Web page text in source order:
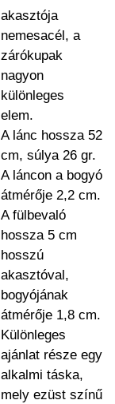
akasztója
nemesacél, a
zárókupak
nagyon
különleges
elem.
A lánc hossza 52
cm, súlya 26 gr.
A láncon a bogyó
átmérője 2,2 cm.
A fülbevaló
hossza 5 cm
hosszú
akasztóval,
bogyójának
átmérője 1,8 cm.
Különleges
ajánlat része egy
alkalmi táska,
mely ezüst színű